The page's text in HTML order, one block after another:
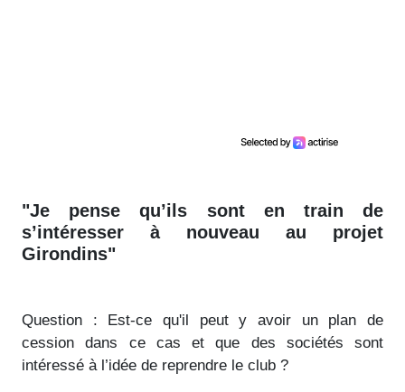
"Je pense qu’ils sont en train de
s’intéresser à nouveau au projet
Girondins"
Question : Est-ce qu'il peut y avoir un plan de
cession dans ce cas et que des sociétés sont
intéressé à l’idée de reprendre le club ?